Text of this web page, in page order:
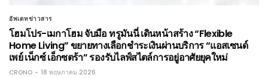
อัพเดทข่าวสาร
โฮมโปร-เมกาโฮม จับมือ ทรูมันนี่ เดินหน้าสร้าง “Flexible
Home Living” ขยายทางเลือกชำระเงินผ่านบริการ “แอสเซนด์
เพย์ เน็กซ์ เอ็กซตร้า” รองรับไลฟ์สไตล์การอยู่อาศัยยุคใหม่
CRONO
18 พฤษภาคม 2026